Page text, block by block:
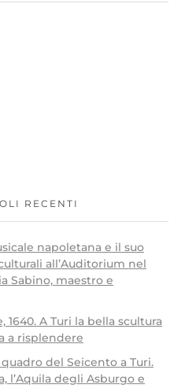
RECENTI
napoletana e il suo
all’Auditorium nel
Sabino, maestro e
1640. A Turi la bella scultura
a risplendere
del Seicento a Turi.
l’Aquila degli Asburgo e